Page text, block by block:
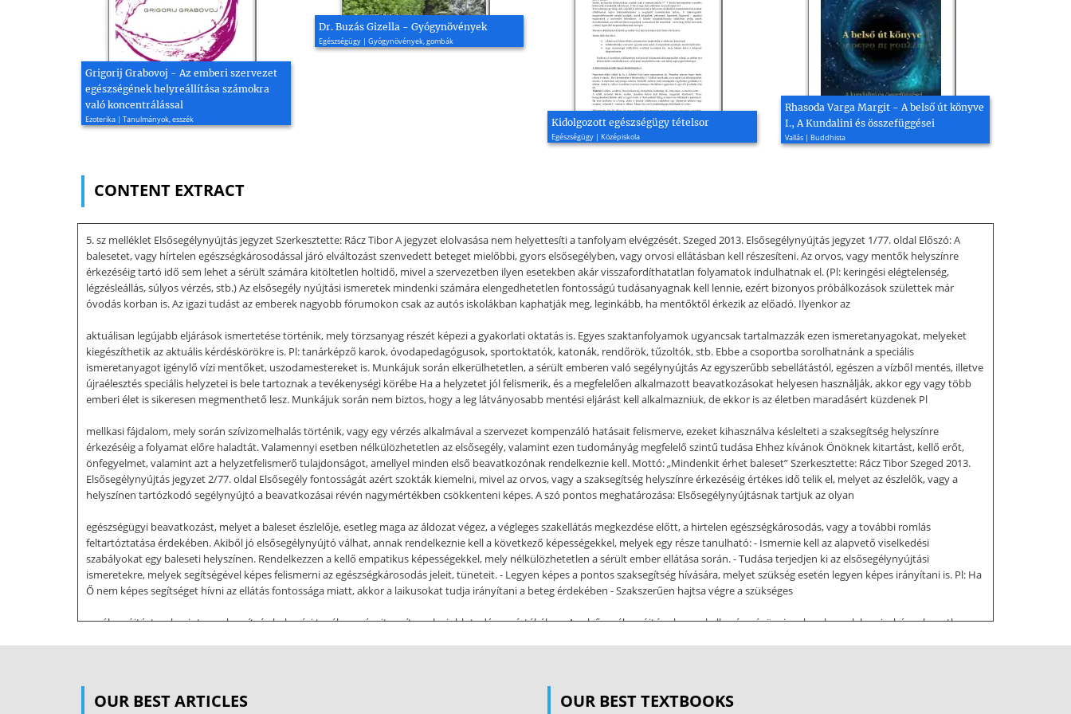
Grigorij Grabovoj - Az emberi szervezet
egészségének helyreállítása számokra
való koncentrálással
Ezoterika | Tanulmányok, esszék
Dr. Buzás Gizella - Gyógynövények
Egészségügy | Gyógynövények, gombák
Kidolgozott egészségügy tételsor
Egészségügy | Középiskola
Rhasoda Varga Margit - A belső út könyve
I., A Kundalini és összefüggései
Vallás | Buddhista
CONTENT EXTRACT
5. sz melléklet Elsősegélynyújtás jegyzet Szerkesztette: Rácz Tibor A jegyzet elolvasása nem helyettesíti a tanfolyam elvégzését. Szeged 2013. Elsősegélynyújtás jegyzet 1/77. oldal Előszó: A
balesetet, vagy hírtelen egészségkárosodással járó elváltozást szenvedett beteget mielőbbi, gyors elsősegélyben, vagy orvosi ellátásban kell részesíteni. Az orvos, vagy mentők helyszínre
érkezéséig tartó idő sem lehet a sérült számára kitöltetlen holtidő, mivel a szervezetben ilyen esetekben akár visszafordíthatatlan folyamatok indulhatnak el. (Pl: keringési elégtelenség,
légzésleállás, súlyos vérzés, stb.) Az elsősegély nyújtási ismeretek mindenki számára elengedhetetlen fontosságú tudásanyagnak kell lennie, ezért bizonyos próbálkozások születtek már
óvodás korban is. Az igazi tudást az emberek nagyobb fórumokon csak az autós iskolákban kaphatják meg, leginkább, ha mentőktől érkezik az előadó. Ilyenkor az
aktuálisan legújabb eljárások ismertetése történik, mely törzsanyag részét képezi a gyakorlati oktatás is. Egyes szaktanfolyamok ugyancsak tartalmazzák ezen ismeretanyagokat, melyeket
kiegészíthetik az aktuális kérdéskörökre is. Pl: tanárképző karok, óvodapedagógusok, sportoktatók, katonák, rendőrök, tűzoltók, stb. Ebbe a csoportba sorolhatnánk a speciális
ismeretanyagot igénylő vízi mentőket, uszodamestereket is. Munkájuk során elkerülhetetlen, a sérült emberen való segélynyújtás Az egyszerűbb sebellátástól, egészen a vízből mentés, illetve
újraélesztés speciális helyzetei is bele tartoznak a tevékenységi körébe Ha a helyzetet jól felismerik, és a megfelelően alkalmazott beavatkozásokat helyesen használják, akkor egy vagy több
emberi élet is sikeresen megmenthető lesz. Munkájuk során nem biztos, hogy a leg látványosabb mentési eljárást kell alkalmazniuk, de ekkor is az életben maradásért küzdenek Pl
mellkasi fájdalom, mely során szívizomelhalás történik, vagy egy vérzés alkalmával a szervezet kompenzáló hatásait felismerve, ezeket kihasználva késlelteti a szaksegítség helyszínre
érkezéséig a folyamat előre haladtát. Valamennyi esetben nélkülözhetetlen az elsősegély, valamint ezen tudományág megfelelő szintű tudása Ehhez kívánok Önöknek kitartást, kellő erőt,
önfegyelmet, valamint azt a helyzetfelismerő tulajdonságot, amellyel minden első beavatkozónak rendelkeznie kell. Mottó: „Mindenkit érhet baleset” Szerkesztette: Rácz Tibor Szeged 2013.
Elsősegélynyújtás jegyzet 2/77. oldal Elsősegély fontosságát azért szokták kiemelni, mivel az orvos, vagy a szaksegítség helyszínre érkezéséig értékes idő telik el, melyet az észlelők, vagy a
helyszínen tartózkodó segélynyújtó a beavatkozásai révén nagymértékben csökkenteni képes. A szó pontos meghatározása: Elsősegélynyújtásnak tartjuk az olyan
egészségügyi beavatkozást, melyet a baleset észlelője, esetleg maga az áldozat végez, a végleges szakellátás megkezdése előtt, a hirtelen egészségkárosodás, vagy a további romlás
feltartóztatása érdekében. Akiből jó elsősegélynyújtó válhat, annak rendelkeznie kell a következő képességekkel, melyek egy része tanulható: - Ismernie kell az alapvető viselkedési
szabályokat egy baleseti helyszínen. Rendelkezzen a kellő empatikus képességekkel, mely nélkülözhetetlen a sérült ember ellátása során. - Tudása terjedjen ki az elsősegélynyújtási
ismeretekre, melyek segítségével képes felismerni az egészségkárosodás jeleit, tüneteit. - Legyen képes a pontos szaksegítség hívására, melyet szükség esetén legyen képes irányítani is. Pl: Ha
Ő nem képes segítséget hívni az ellátás fontossága miatt, akkor a laikusokat tudja irányítani a beteg érdekében - Szakszerűen hajtsa végre a szükséges
segélynyújtást, valamint a szaksegítség helyszíni tevékenységeit segítse a legjobb tudása mértékében. Az elsősegélynyújtónak nem kell egészségügyi szakembernek lennie, bár sok esetben az
sérült panaszai is ezt a vonalat képviselik, mivel a segélynyújtóra zúdítja azokat, és sokszor a környezet csak annyit lát, hogy nem történik semmi. A bajbajutotton
OUR BEST ARTICLES OUR BEST TEXTBOOKS